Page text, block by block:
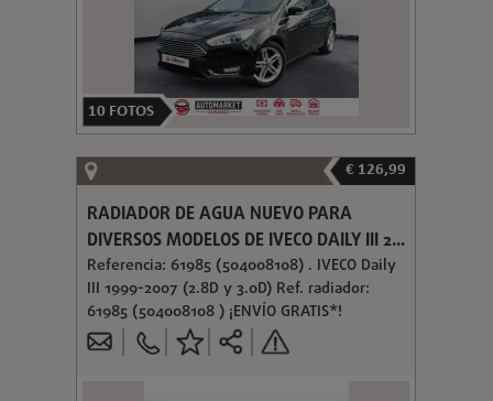
10 FOTOS
€ 126,99
RADIADOR DE AGUA NUEVO PARA
DIVERSOS MODELOS DE IVECO DAILY III 2...
Referencia: 61985 (504008108) . IVECO Daily
III 1999-2007 (2.8D y 3.0D) Ref. radiador:
61985 (504008108 ) ¡ENVÍO GRATIS*!